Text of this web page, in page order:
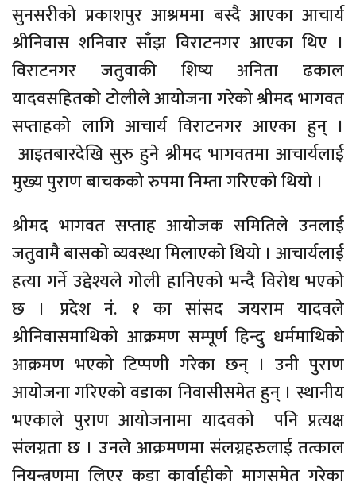
सुनसरीको प्रकाशपुर आश्रममा बस्दै आएका आचार्य
श्रीनिवास शनिवार साँझ विराटनगर आएका थिए ।
विराटनगर जतुवाकी शिष्य अनिता ढकाल
यादवसहितको टोलीले आयोजना गरेको श्रीमद भागवत
सप्ताहको लागि आचार्य विराटनगर आएका हुन् ।
आइतबारदेखि सुरु हुने श्रीमद भागवतमा आचार्यलाई
मुख्य पुराण बाचकको रुपमा निम्ता गरिएको थियो ।
श्रीमद भागवत सप्ताह आयोजक समितिले उनलाई
जतुवामै बासको व्यवस्था मिलाएको थियो । आचार्यलाई
हत्या गर्ने उद्देश्यले गोली हानिएको भन्दै विरोध भएको
छ । प्रदेश नं. १ का सांसद जयराम यादवले
श्रीनिवासमाथिको आक्रमण सम्पूर्ण हिन्दु धर्ममाथिको
आक्रमण भएको टिप्पणी गरेका छन् । उनी पुराण
आयोजना गरिएको वडाका निवासीसमेत हुन् । स्थानीय
भएकाले पुराण आयोजनामा यादवको पनि प्रत्यक्ष
संलग्नता छ । उनले आक्रमणमा संलग्नहरुलाई तत्काल
नियन्त्रणमा लिएर कडा कार्वाहीको मागसमेत गरेका